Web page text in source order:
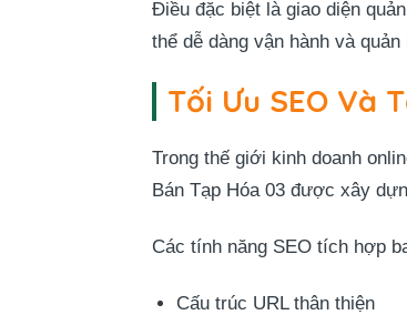
Điều đặc biệt là giao diện
thể dễ dàng vận hành và
Tối Ưu SEO Và
Trong thế giới kinh doanh
Bán Tạp Hóa 03 được xây
Các tính năng SEO tích hợp
Cấu trúc URL thân thiện